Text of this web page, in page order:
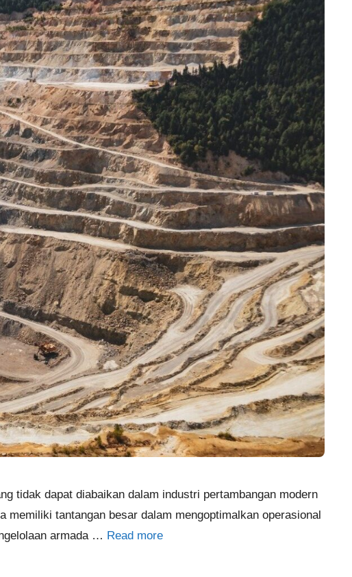
tidak dapat diabaikan dalam industri pertambangan modern
memiliki tantangan besar dalam mengoptimalkan operasional
armada … Read more